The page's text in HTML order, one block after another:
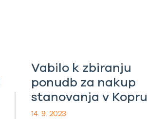
Vabilo k zbiranju
ponudb za nakup
stanovanja v Kopru
14. 9. 2023